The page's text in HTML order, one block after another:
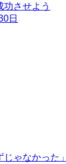
功させよう
日
じゃなかった